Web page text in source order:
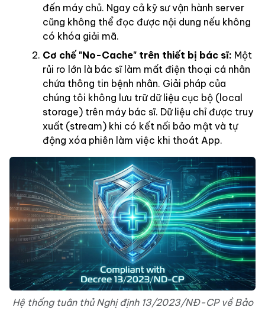
đến máy chủ. Ngay cả kỹ sư vận hành server
cũng không thể đọc được nội dung nếu không
có khóa giải mã.
Cơ chế "No-Cache" trên thiết bị bác sĩ: Một
rủi ro lớn là bác sĩ làm mất điện thoại cá nhân
chứa thông tin bệnh nhân. Giải pháp của
chúng tôi không lưu trữ dữ liệu cục bộ (local
storage) trên máy bác sĩ. Dữ liệu chỉ được truy
xuất (stream) khi có kết nối bảo mật và tự
động xóa phiên làm việc khi thoát App.
Hệ thống tuân thủ Nghị định 13/2023/NĐ-CP về Bảo